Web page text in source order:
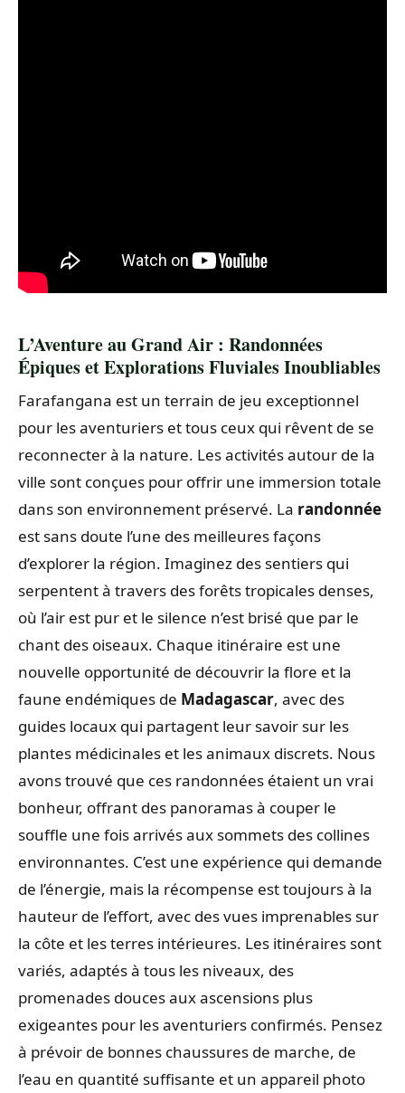
L’Aventure au Grand Air : Randonnées
Épiques et Explorations Fluviales Inoubliables
Farafangana est un terrain de jeu exceptionnel
pour les aventuriers et tous ceux qui rêvent de se
reconnecter à la nature. Les activités autour de la
ville sont conçues pour offrir une immersion totale
dans son environnement préservé. La randonnée
est sans doute l’une des meilleures façons
d’explorer la région. Imaginez des sentiers qui
serpentent à travers des forêts tropicales denses,
où l’air est pur et le silence n’est brisé que par le
chant des oiseaux. Chaque itinéraire est une
nouvelle opportunité de découvrir la flore et la
faune endémiques de Madagascar, avec des
guides locaux qui partagent leur savoir sur les
plantes médicinales et les animaux discrets. Nous
avons trouvé que ces randonnées étaient un vrai
bonheur, offrant des panoramas à couper le
souffle une fois arrivés aux sommets des collines
environnantes. C’est une expérience qui demande
de l’énergie, mais la récompense est toujours à la
hauteur de l’effort, avec des vues imprenables sur
la côte et les terres intérieures. Les itinéraires sont
variés, adaptés à tous les niveaux, des
promenades douces aux ascensions plus
exigeantes pour les aventuriers confirmés. Pensez
à prévoir de bonnes chaussures de marche, de
l’eau en quantité suffisante et un appareil photo